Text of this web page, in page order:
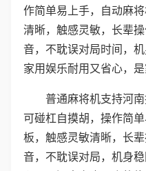
作简单易上手，自动麻
清晰，触感灵敏，长辈
音，不耽误对局时间，
家用娱乐耐用又省心，
普通麻将机支持河
可碰杠自摸胡，操作简
板，触感灵敏清晰，长
音，不耽误对局，机身